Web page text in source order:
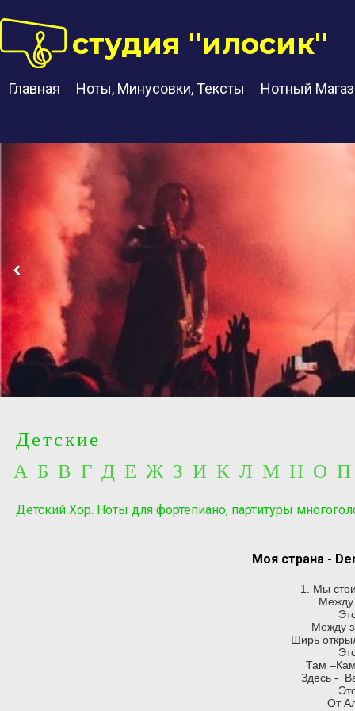
Главная Ноты, Минусовки, Тексты Нотный
студия "илосик"
А Б В Г Д Е Ж З И К Л М Н О
Детские
Детский Хор. Ноты для фортепиано, партитуры
Моя страна -
1. Мы
Между
Между
Ширь
Там
Здесь -
От